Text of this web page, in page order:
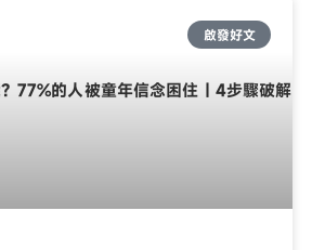
啟發好文